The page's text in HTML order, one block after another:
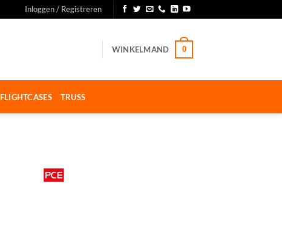
Inloggen / Registreren
WINKELMAND 0
FLIGHTCASES TRUSS